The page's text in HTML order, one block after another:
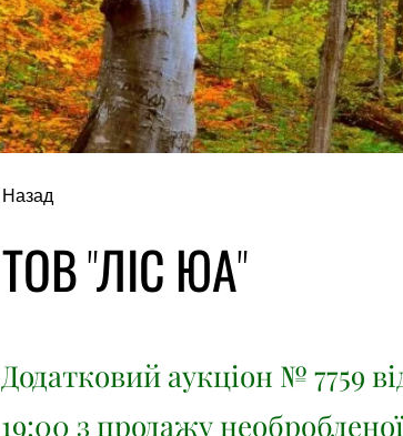
Назад
ТОВ "ЛІС ЮА"
Додатковий аукціон № 7759
19:00 з продажу